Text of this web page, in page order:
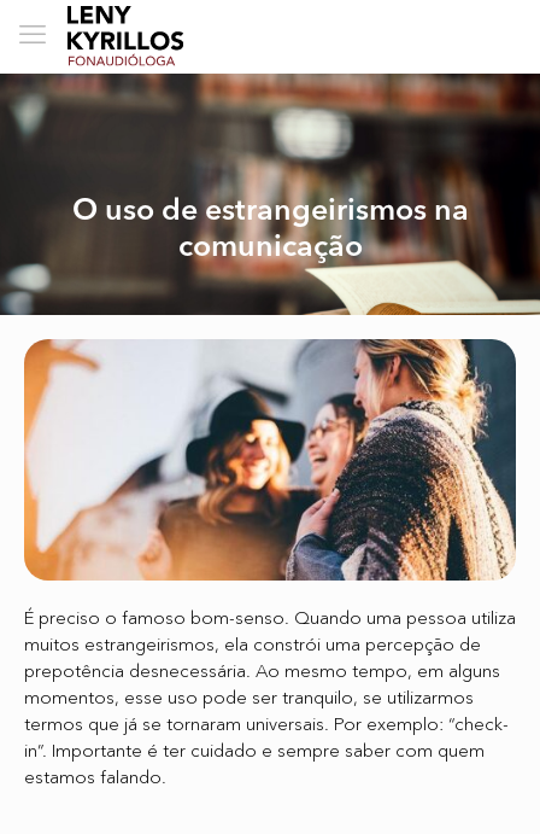
O uso de estrangeirismos na
comunicação
É preciso o famoso bom-senso. Quando uma pessoa utiliza
muitos estrangeirismos, ela constrói uma percepção de
prepotência desnecessária. Ao mesmo tempo, em alguns
momentos, esse uso pode ser tranquilo, se utilizarmos
termos que já se tornaram universais. Por exemplo: “check-
in”. Importante é ter cuidado e sempre saber com quem
estamos falando.